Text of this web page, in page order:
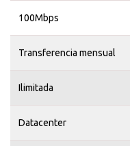
100Mbps
Transferencia mensual
Ilimitada
Datacenter